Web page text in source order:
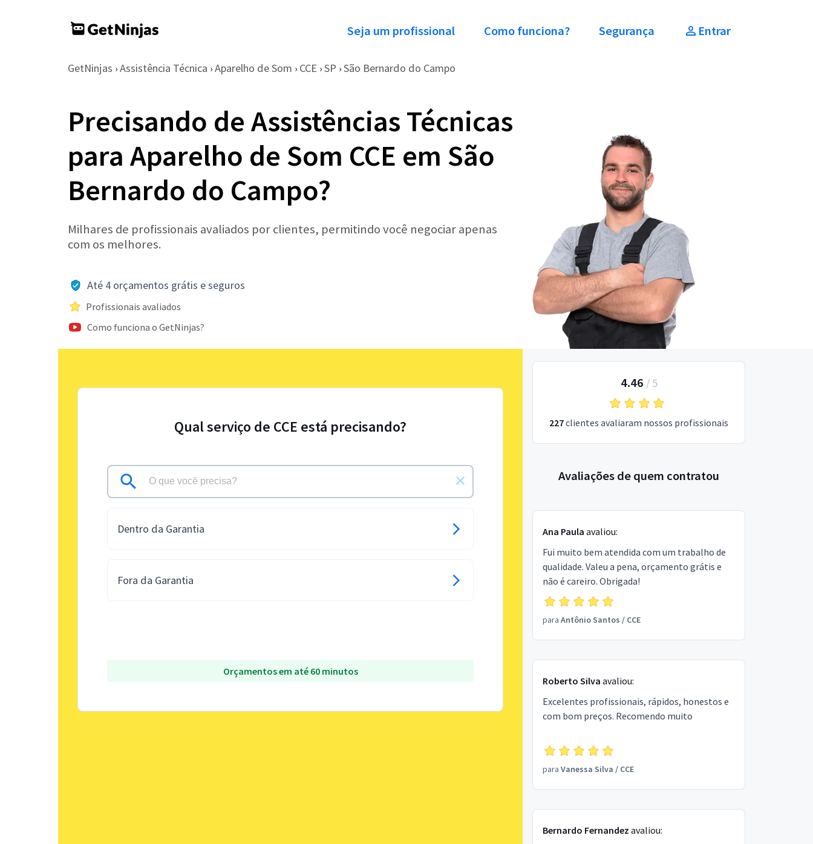
Seja um profissional Como funciona? Segurança Entrar
GetNinjas › Assistência Técnica › Aparelho de Som › CCE › SP › São Bernardo do Campo
Precisando de Assistências Técnicas
para Aparelho de Som CCE em São
Bernardo do Campo?
Milhares de profissionais avaliados por clientes, permitindo você negociar apenas
com os melhores.
Até 4 orçamentos grátis e seguros
Profissionais avaliados
Como funciona o GetNinjas?
Qual serviço de CCE está precisando?
Dentro da Garantia
Fora da Garantia
Orçamentos em até 60 minutos
4.46 / 5
227clientes avaliaram nossos profissionais
Avaliações de quem contratou
Ana Paula avaliou:
Fui muito bem atendida com um trabalho de
qualidade. Valeu a pena, orçamento grátis e
não é careiro. Obrigada!
para Antônio Santos / CCE
Roberto Silva avaliou:
Excelentes profissionais, rápidos, honestos e
com bom preços. Recomendo muito
para Vanessa Silva / CCE
Bernardo Fernandez avaliou: